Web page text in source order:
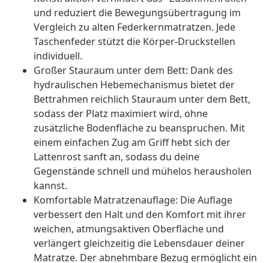
und reduziert die Bewegungsübertragung im
Vergleich zu alten Federkernmatratzen. Jede
Taschenfeder stützt die Körper-Druckstellen
individuell.
Großer Stauraum unter dem Bett: Dank des
hydraulischen Hebemechanismus bietet der
Bettrahmen reichlich Stauraum unter dem Bett,
sodass der Platz maximiert wird, ohne
zusätzliche Bodenfläche zu beanspruchen. Mit
einem einfachen Zug am Griff hebt sich der
Lattenrost sanft an, sodass du deine
Gegenstände schnell und mühelos herausholen
kannst.
Komfortable Matratzenauflage: Die Auflage
verbessert den Halt und den Komfort mit ihrer
weichen, atmungsaktiven Oberfläche und
verlängert gleichzeitig die Lebensdauer deiner
Matratze. Der abnehmbare Bezug ermöglicht ein